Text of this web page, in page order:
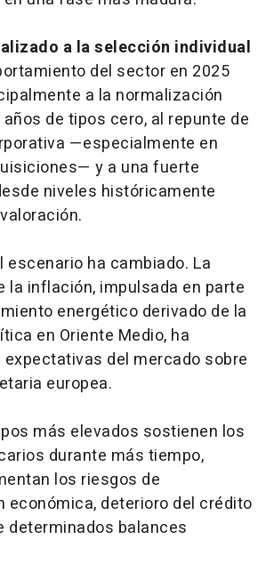
a la selección individual
del sector en 2025
a la normalización
de tipos cero, al repunte de
—especialmente en
y a una fuerte
niveles históricamente
escenario ha cambiado. La
la inflación, impulsada en parte
energético derivado de la
en Oriente Medio, ha
del mercado sobre
europea.
más elevados sostienen los
durante más tiempo,
los riesgos de
económica, deterioro del crédito
determinados balances